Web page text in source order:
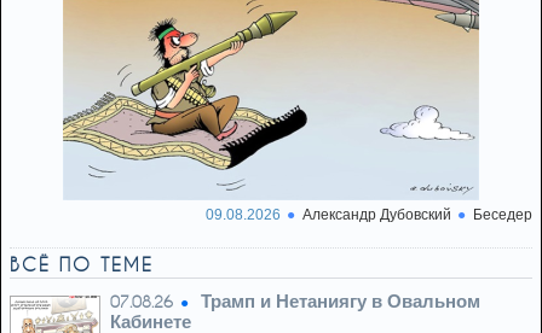
09.08.2026 Александр Дубовский Беседер
ВСЁ ПО ТЕМЕ
07.08.26
Трамп и Нетаниягу в Овальном
Кабинете